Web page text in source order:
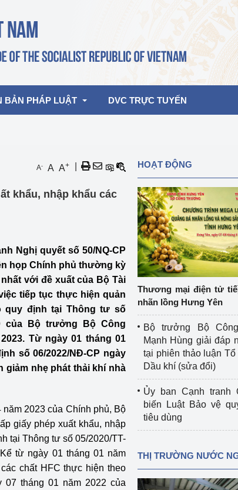
Hoạt động của Lãnh đạo Bộ
2026
luận
Họp báo
Thông cáo báo chí
Điểm báo
Lâm Thủy sản
lực
Tổ chức kiểm định kỹ thuật an toàn lao
động thuộc thẩm quyền quản lý của
Bộ Công Thương
Tổ chức được cấp GCN đăng ký, hoạt
động kiểm định thiết bị, dụng cụ điện
Thương
Thương
BẢN PHÁP LUẬT DVC TRỰC TUYẾN
A- A A+
khẩu, nhập khẩu các
Nghị quyết số 50/NQ-CP
họp Chính phủ thường kỳ
với đề xuất của Bộ Tài
tiếp tục thực hiện quản
quy định tại Thông tư số
của Bộ trưởng Bộ Công
Từ ngày 01 tháng 01
số 06/2022/NĐ-CP ngày
giảm nhẹ phát thải khí nhà
2023 của Chính phủ, Bộ
giấy phép xuất khẩu, nhập
tại Thông tư số 05/2020/TT-
từ ngày 01 tháng 01 năm
chất HFC thực hiện theo
07 tháng 01 năm 2022 của
HOẠT ĐỘNG
Thương mại điện tử
nhãn lồng Hưng Yên
Bộ trưởng Bộ
Mạnh Hùng giải đáp
tại phiên thảo luận
Dầu khí (sửa đổi)
Ủy ban Cạnh tranh
biến Luật Bảo vệ
tiêu dùng
THỊ TRƯỜNG NƯỚC